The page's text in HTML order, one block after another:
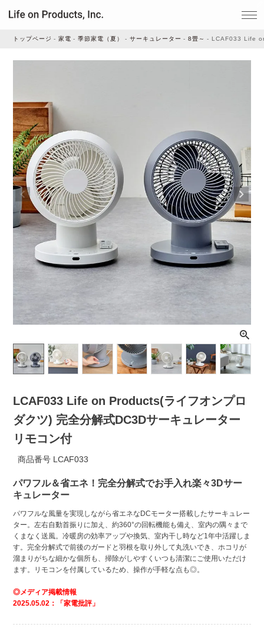
家事・生活雑貨
ルームフレグランス
ビューティー
デジタル雑貨
ライト・シーリングファン
アクセサリー・消耗品
アウトレット
トップページ 家電 季節家電（夏） サーキュレーター 8畳～ LCAF033 Life
LCAF033 Life on Products(ライフオンプロ
ダクツ) 完全分解式DC3Dサーキュレーター
リモコン付
商品番号 LCAF033
パワフル＆省エネ！完全分解式でお手入れ楽々3Dサー
キュレーター
パワフルな風量を実現しながら省エネなDCモーター搭載したサーキュレー
ター。左右自動首振りに加え、約360°の回転機能も備え、室内の隅々まで
くまなく送風。冷暖房の効率アップや換気、室内干し時など1年中活躍しま
す。完全分解式で前後のガードと羽根を取り外して丸洗いでき、ホコリが
溜まりがちな細かな個所も、掃除がしやすくいつも清潔にご使用いただけ
ます。リモコンを付属しているため、操作が手軽な点も◎。
◎メディア掲載情報
2025.05.02：「家電批評」